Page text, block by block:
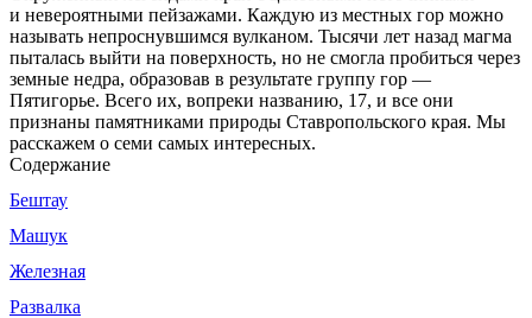
и невероятными пейзажами. Каждую из местных гор можно
называть непроснувшимся вулканом. Тысячи лет назад магма
пыталась выйти на поверхность, но не смогла пробиться через
земные недра, образовав в результате группу гор —
Пятигорье. Всего их, вопреки названию, 17, и все они
признаны памятниками природы Ставропольского края. Мы
расскажем о семи самых интересных.
Содержание
Бештау
Машук
Железная
Развалка